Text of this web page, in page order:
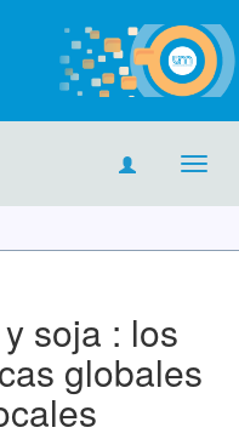
soja : los
globales